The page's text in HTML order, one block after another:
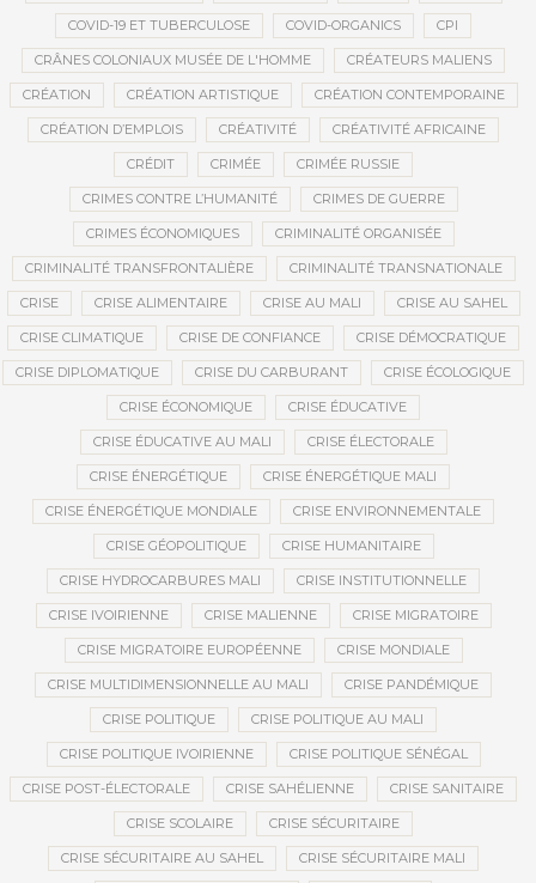
COVID-19 ET TUBERCULOSE COVID-ORGANICS CPI
CRÂNES COLONIAUX MUSÉE DE L'HOMME CRÉATEURS MALIENS
CRÉATION CRÉATION ARTISTIQUE CRÉATION CONTEMPORAINE
CRÉATION D’EMPLOIS CRÉATIVITÉ CRÉATIVITÉ AFRICAINE
CRÉDIT CRIMÉE CRIMÉE RUSSIE
CRIMES CONTRE L’HUMANITÉ CRIMES DE GUERRE
CRIMES ÉCONOMIQUES CRIMINALITÉ ORGANISÉE
CRIMINALITÉ TRANSFRONTALIÈRE CRIMINALITÉ TRANSNATIONALE
CRISE CRISE ALIMENTAIRE CRISE AU MALI CRISE AU SAHEL
CRISE CLIMATIQUE CRISE DE CONFIANCE CRISE DÉMOCRATIQUE
CRISE DIPLOMATIQUE CRISE DU CARBURANT CRISE ÉCOLOGIQUE
CRISE ÉCONOMIQUE CRISE ÉDUCATIVE
CRISE ÉDUCATIVE AU MALI CRISE ÉLECTORALE
CRISE ÉNERGÉTIQUE CRISE ÉNERGÉTIQUE MALI
CRISE ÉNERGÉTIQUE MONDIALE CRISE ENVIRONNEMENTALE
CRISE GÉOPOLITIQUE CRISE HUMANITAIRE
CRISE HYDROCARBURES MALI CRISE INSTITUTIONNELLE
CRISE IVOIRIENNE CRISE MALIENNE CRISE MIGRATOIRE
CRISE MIGRATOIRE EUROPÉENNE CRISE MONDIALE
CRISE MULTIDIMENSIONNELLE AU MALI CRISE PANDÉMIQUE
CRISE POLITIQUE CRISE POLITIQUE AU MALI
CRISE POLITIQUE IVOIRIENNE CRISE POLITIQUE SÉNÉGAL
CRISE POST-ÉLECTORALE CRISE SAHÉLIENNE CRISE SANITAIRE
CRISE SCOLAIRE CRISE SÉCURITAIRE
CRISE SÉCURITAIRE AU SAHEL CRISE SÉCURITAIRE MALI